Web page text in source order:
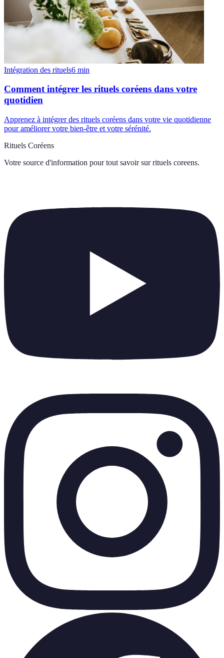
Intégration des rituels6 min
Comment intégrer les rituels coréens dans votre
quotidien
Apprenez à intégrer des rituels coréens dans votre vie quotidienne
pour améliorer votre bien-être et votre sérénité.
Rituels Coréens
Votre source d'information pour tout savoir sur rituels coreens.